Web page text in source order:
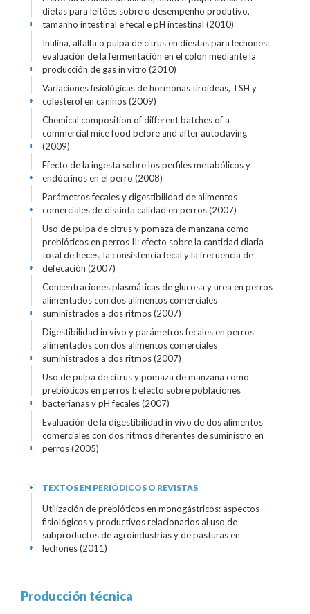
dietas para leitões sobre o desempenho produtivo,
tamanho intestinal e fecal e pH intestinal (2010)
+
Inulina, alfalfa o pulpa de citrus en diestas para lechones:
evaluación de la fermentación en el colon mediante la
producción de gas in vitro (2010)
+
Variaciones fisiológicas de hormonas tiroideas, TSH y
colesterol en caninos (2009)
+
Chemical composition of different batches of a
commercial mice food before and after autoclaving
(2009)
+
Efecto de la ingesta sobre los perfiles metabólicos y
endócrinos en el perro (2008)
+
Parámetros fecales y digestibilidad de alimentos
comerciales de distinta calidad en perros (2007)
+
Uso de pulpa de citrus y pomaza de manzana como
prebióticos en perros II: efecto sobre la cantidad diaria
total de heces, la consistencia fecal y la frecuencia de
defecación (2007)
+
Concentraciones plasmáticas de glucosa y urea en perros
alimentados con dos alimentos comerciales
suministrados a dos ritmos (2007)
+
Digestibilidad in vivo y parámetros fecales en perros
alimentados con dos alimentos comerciales
suministrados a dos ritmos (2007)
+
Uso de pulpa de citrus y pomaza de manzana como
prebióticos en perros I: efecto sobre poblaciones
bacterianas y pH fecales (2007)
+
Evaluación de la digestibilidad in vivo de dos alimentos
comerciales con dos ritmos diferentes de suministro en
perros (2005)
+
TEXTOS EN PERIÓDICOS O REVISTAS
+
Utilización de prebióticos en monogástricos: aspectos
fisiológicos y productivos relacionados al uso de
subproductos de agroindustrias y de pasturas en
lechones (2011)
+
Producción técnica